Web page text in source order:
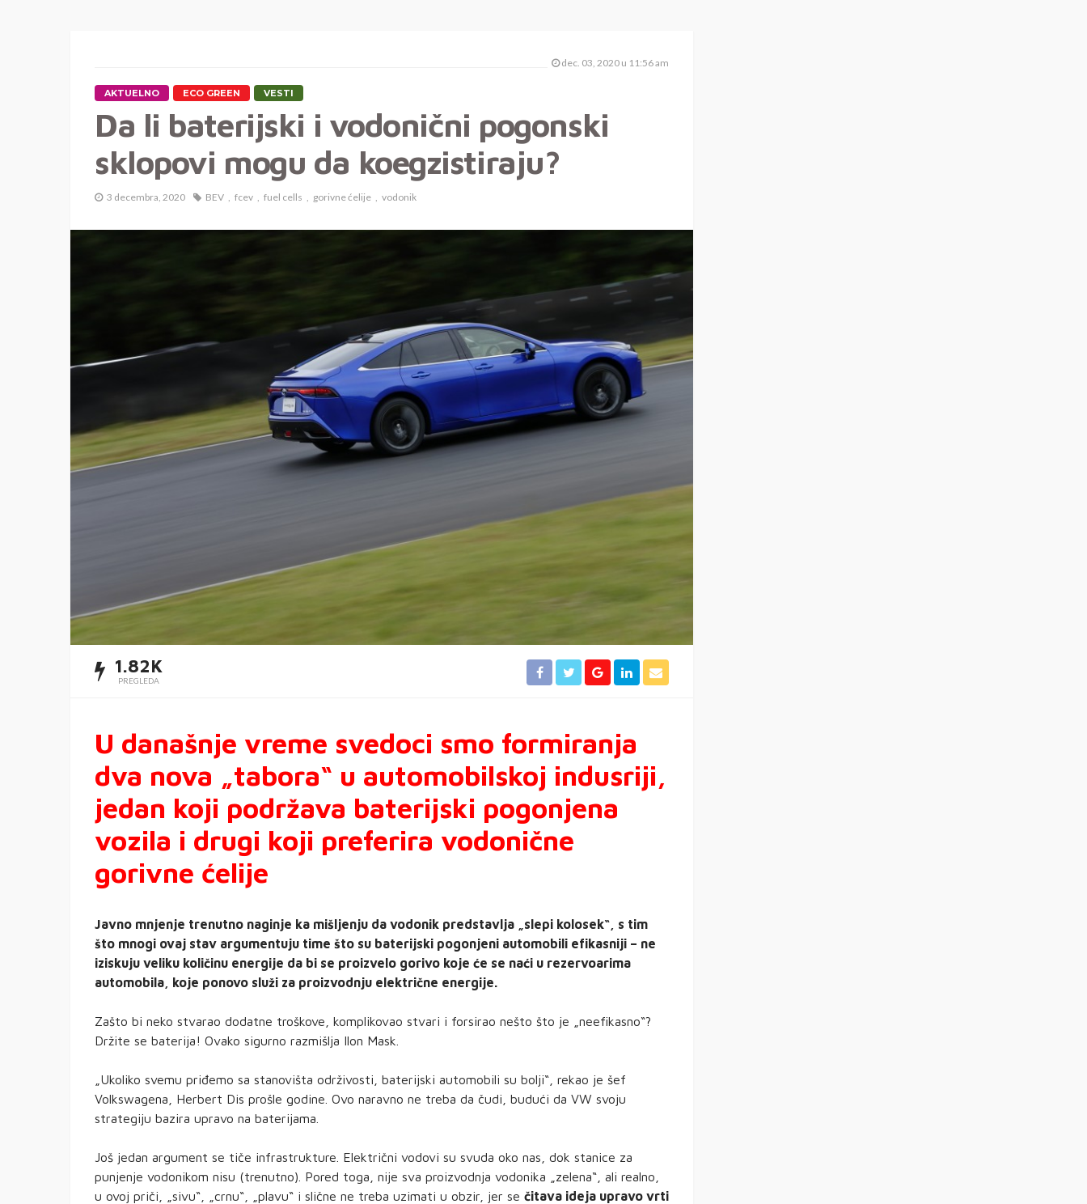
dec. 03, 2020 u 11:56 am
AKTUELNO ECO GREEN VESTI
Da li baterijski i vodonični pogonski
sklopovi mogu da koegzistiraju?
3 decembra, 2020 BEV fcev fuel cells gorivne ćelije vodonik
1.82K
PREGLEDA
U današnje vreme svedoci smo formiranja
dva nova „tabora“ u automobilskoj indusriji,
jedan koji podržava baterijski pogonjena
vozila i drugi koji preferira vodonične
gorivne ćelije
Javno mnjenje trenutno naginje ka mišljenju da vodonik predstavlja „slepi kolosek“, s tim
što mnogi ovaj stav argumentuju time što su baterijski pogonjeni automobili efikasniji – ne
iziskuju veliku količinu energije da bi se proizvelo gorivo koje će se naći u rezervoarima
automobila, koje ponovo služi za proizvodnju električne energije.
Zašto bi neko stvarao dodatne troškove, komplikovao stvari i forsirao nešto što je „neefikasno“?
Držite se baterija! Ovako sigurno razmišlja Ilon Mask.
„Ukoliko svemu priđemo sa stanovišta održivosti, baterijski automobili su bolji“, rekao je šef
Volkswagena, Herbert Dis prošle godine. Ovo naravno ne treba da čudi, budući da VW svoju
strategiju bazira upravo na baterijama.
Još jedan argument se tiče infrastrukture. Električni vodovi su svuda oko nas, dok stanice za
punjenje vodonikom nisu (trenutno). Pored toga, nije sva proizvodnja vodonika „zelena“, ali realno,
u ovoj priči, „sivu“, „crnu“, „plavu“ i slične ne treba uzimati u obzir, jer se čitava ideja upravo vrti